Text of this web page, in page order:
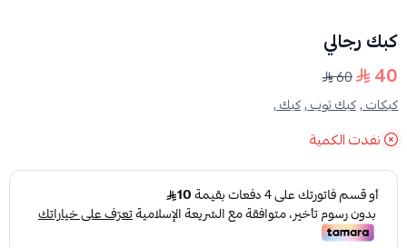
كبك رجالي
40
60
كبكات ,كبك ثوب ,كبك ,
نفدت الكمية